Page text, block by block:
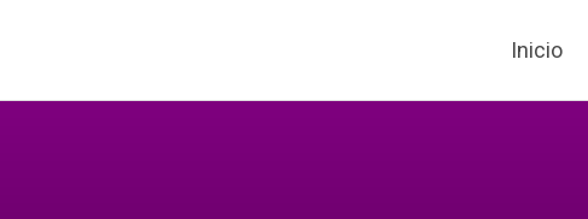
Inicio